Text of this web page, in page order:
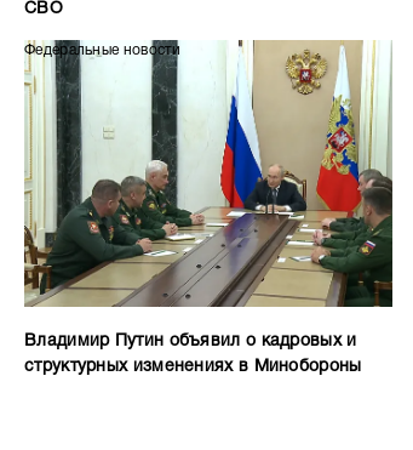
СВО
Федеральные новости
Владимир Путин объявил о кадровых и
структурных изменениях в Минобороны